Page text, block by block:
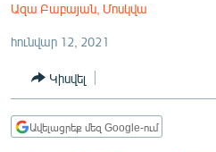
ՏՆՏԵՍՈՒԹՅՈՒՆ
ՂԱՐԱԲԱՂ
Ազա Բաբայան, Մոսկվա
հունվար 12, 2021
Կիսվել
Ավելացրեք մեզ Google-ում